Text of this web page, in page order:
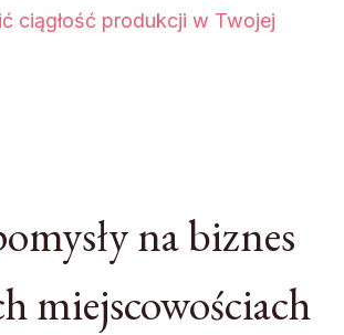
ciągłość produkcji w Twojej
na biznes
miejscowościach